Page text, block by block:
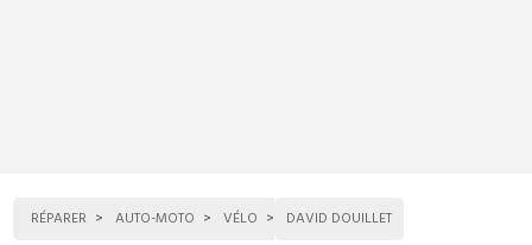
RÉPARER AUTO-MOTO VÉLO DAVID DOUILLET